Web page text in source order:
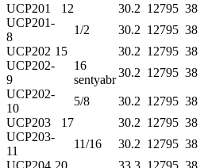
UCP201
12 30.2 12795 38
UCP201-
8
1/2 30.2 12795 38
UCP202 15 30.2 12795 38
UCP202-
9
16
sentyabr
30.2 12795 38
UCP202-
10
5/8 30.2 12795 38
UCP203
17 30.2 12795 38
UCP203-
11
11/16 30.2 12795 38
UCP204 20 33.3 12795 38